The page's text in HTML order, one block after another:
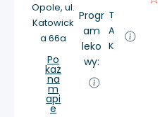
Opole, ul.
Katowick
a 66a
Po
każ
na
m
api
e
Progr
am
leko
wy:
T
A
K